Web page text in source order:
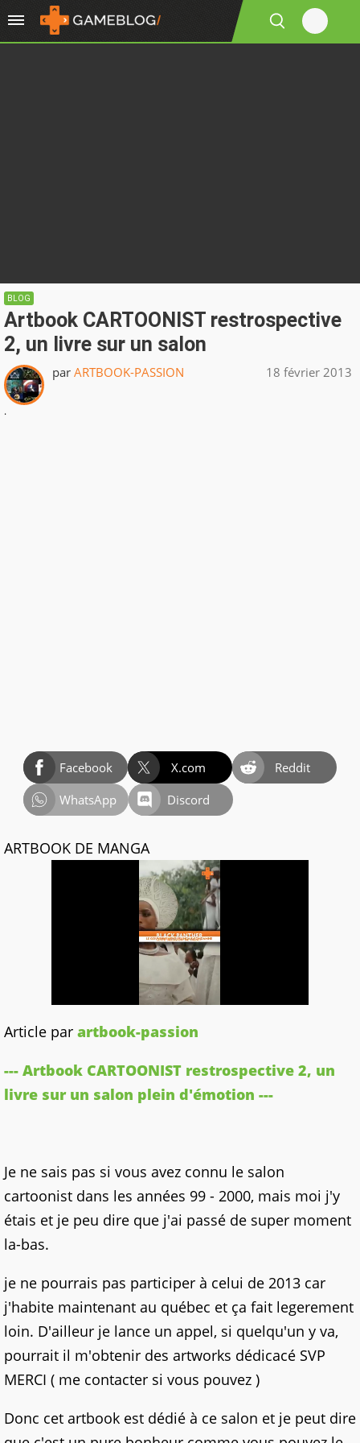
BLOG
Artbook CARTOONIST restrospective
2, un livre sur un salon
par ARTBOOK-PASSION 18 février 2013
.
Facebook X.com
Reddit
WhatsApp
Discord
ARTBOOK DE MANGA
Article par artbook-passion
--- Artbook CARTOONIST restrospective 2, un
livre sur un salon plein d'émotion ---
Je ne sais pas si vous avez connu le salon
cartoonist dans les années 99 - 2000, mais moi j'y
étais et je peu dire que j'ai passé de super moment
la-bas.
je ne pourrais pas participer à celui de 2013 car
j'habite maintenant au québec et ça fait legerement
loin. D'ailleur je lance un appel, si quelqu'un y va,
pourrait il m'obtenir des artworks dédicacé SVP
MERCI ( me contacter si vous pouvez )
Donc cet artbook est dédié à ce salon et je peut dire